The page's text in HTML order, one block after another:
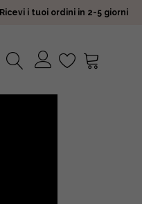
Ricevi i tuoi ordini in 2-5 giorni